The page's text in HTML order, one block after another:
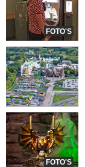
FOTO'S
FOTO'S